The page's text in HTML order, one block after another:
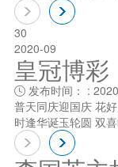
30
2020-09
皇冠博彩
发布时间： :
普天同庆迎国庆 花
时逢华诞玉轮圆 双